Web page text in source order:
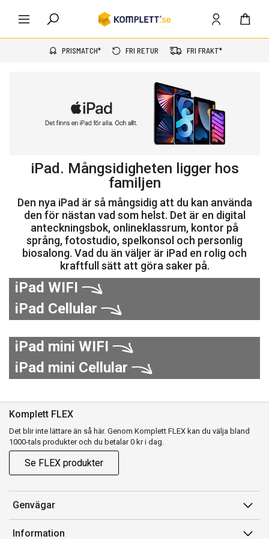
PRISMATCH* FRI RETUR FRI FRAKT*
iPad. Mångsidigheten ligger hos
familjen
Den nya iPad är så mångsidig att du kan använda
den för nästan vad som helst. Det är en digital
anteckningsbok, onlineklassrum, kontor på
språng, fotostudio, spelkonsol och personlig
biosalong. Vad du än väljer är iPad en rolig och
kraftfull sätt att göra saker på.
iPad WIFI
iPad Cellular
iPad mini WIFI
iPad mini Cellular
Komplett FLEX
Det blir inte lättare än så här. Genom Komplett FLEX kan du välja bland
1000-tals produkter och du betalar 0 kr i dag.
Se FLEX produkter
Genvägar
Konto
Information